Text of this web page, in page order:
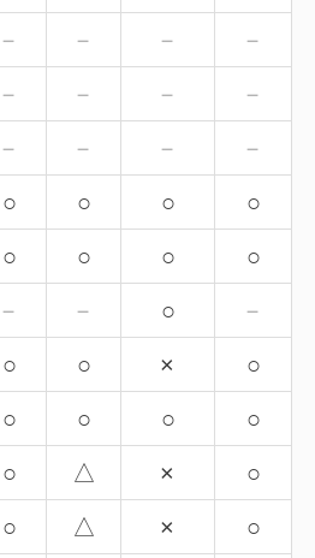
－ － － －
－ － － －
－ － － －
○ ○ ○ ○
○ ○ ○ ○
－ － ○ －
○ ○ × ○
○ ○ ○ ○
○ △ × ○
○ △ × ○